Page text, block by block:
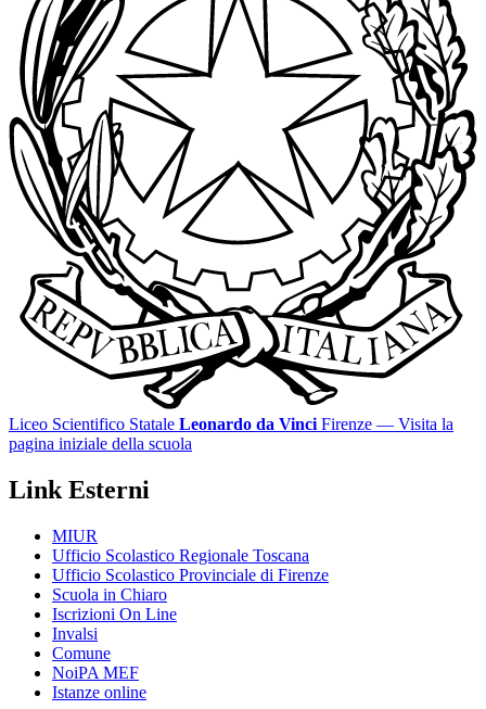
Liceo Scientifico Statale Leonardo da Vinci Firenze — Visita la
pagina iniziale della scuola
Link Esterni
MIUR
Ufficio Scolastico Regionale Toscana
Ufficio Scolastico Provinciale di Firenze
Scuola in Chiaro
Iscrizioni On Line
Invalsi
Comune
NoiPA MEF
Istanze online